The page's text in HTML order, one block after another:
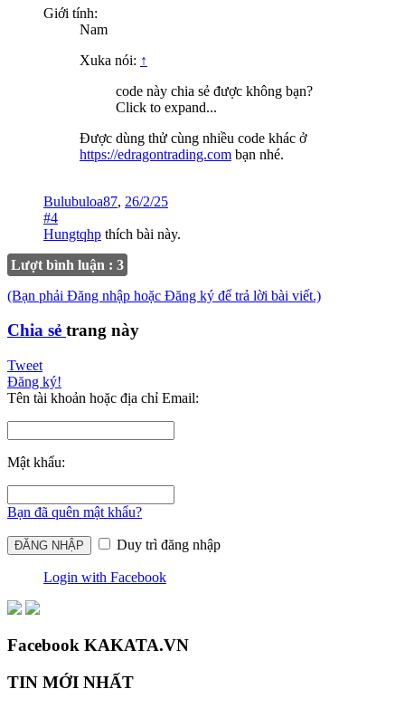
Giới tính:
Nam
Xuka nói: ↑
code này chia sẻ được không bạn?
Click to expand...
Được dùng thử cùng nhiều code khác ở
https://edragontrading.com bạn nhé.
Bulubuloa87, 26/2/25
#4
Hungtqhp thích bài này.
Lượt bình luận : 3
(Bạn phải Đăng nhập hoặc Đăng ký để trả lời bài viết.)
Chia sẻ trang này
Tweet
Đăng ký!
Tên tài khoản hoặc địa chỉ Email:
Mật khẩu:
Bạn đã quên mật khẩu?
Duy trì đăng nhập
Login with Facebook
Facebook KAKATA.VN
TIN MỚI NHẤT